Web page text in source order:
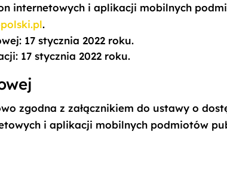
internetowych i aplikacji mobilnych
.
17 stycznia 2022 roku.
17 stycznia 2022 roku.
zgodna z załącznikiem do ustawy o
i aplikacji mobilnych podmiotów